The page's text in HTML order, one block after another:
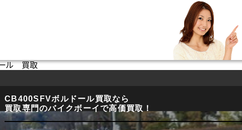
ール 買取
CB400SFVボルドール買取なら
買取専門のバイクボーイで高価買取！